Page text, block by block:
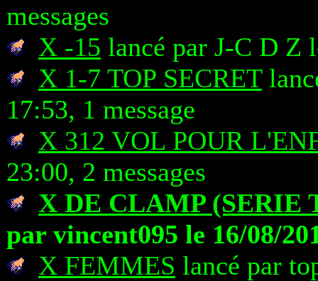
messages
X -15 lancé par J-C D Z
X 1-7 TOP SECRET
17:53, 1 message
X 312 VOL POUR
23:00, 2 messages
X DE CLAMP (SERIE
par vincent095 le 16/08/
X FEMMES lancé par